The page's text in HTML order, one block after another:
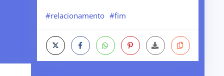
#relacionamento #fim